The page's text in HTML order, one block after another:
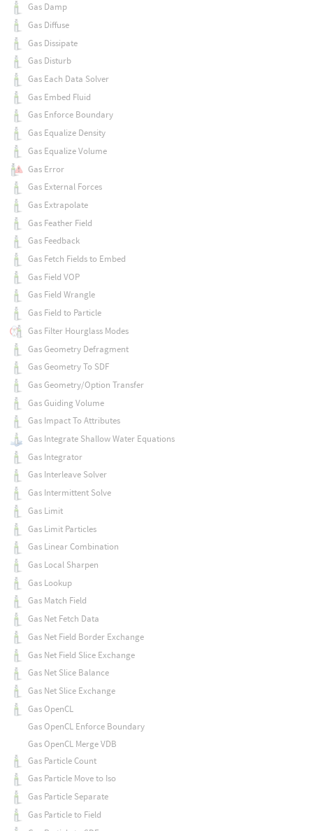
Gas Damp
Gas Diffuse
Gas Dissipate
Gas Disturb
Gas Each Data Solver
Gas Embed Fluid
Gas Enforce Boundary
Gas Equalize Density
Gas Equalize Volume
Gas Error
Gas External Forces
Gas Extrapolate
Gas Feather Field
Gas Feedback
Gas Fetch Fields to Embed
Gas Field VOP
Gas Field Wrangle
Gas Field to Particle
Gas Filter Hourglass Modes
Gas Geometry Defragment
Gas Geometry To SDF
Gas Geometry/Option Transfer
Gas Guiding Volume
Gas Impact To Attributes
Gas Integrate Shallow Water Equations
Gas Integrator
Gas Interleave Solver
Gas Intermittent Solve
Gas Limit
Gas Limit Particles
Gas Linear Combination
Gas Local Sharpen
Gas Lookup
Gas Match Field
Gas Net Fetch Data
Gas Net Field Border Exchange
Gas Net Field Slice Exchange
Gas Net Slice Balance
Gas Net Slice Exchange
Gas OpenCL
Gas OpenCL Enforce Boundary
Gas OpenCL Merge VDB
Gas Particle Count
Gas Particle Move to Iso
Gas Particle Separate
Gas Particle to Field